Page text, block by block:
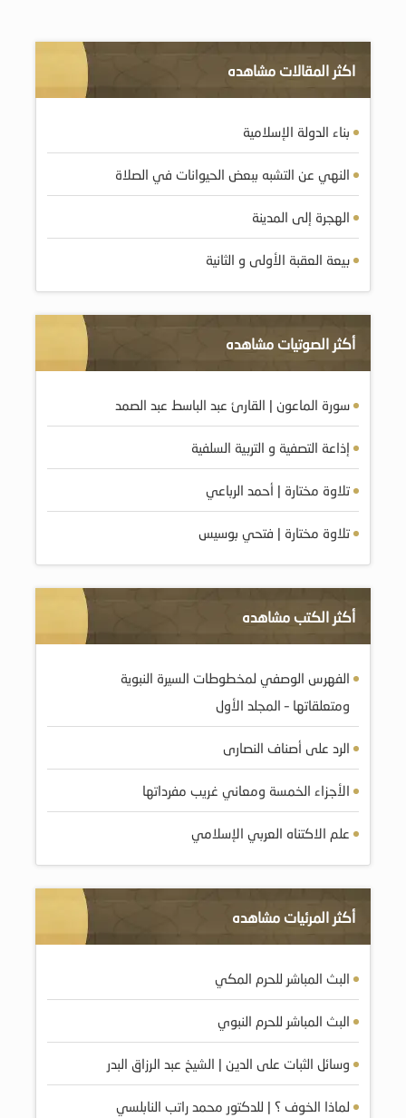
اكثر المقالات مشاهده
بناء الدولة الإسلامية
النهي عن التشبه ببعض الحيوانات في الصلاة
الهجرة إلى المدينة
بيعة العقبة الأولى و الثانية
أكثر الصوتيات مشاهده
سورة الماعون | القارئ عبد الباسط عبد الصمد
إذاعة التصفية و التربية السلفية
تلاوة مختارة | أحمد الرباعي
تلاوة مختارة | فتحي بوسيس
أكثر الكتب مشاهده
الفهرس الوصفي لمخطوطات السيرة النبوية
ومتعلقاتها – المجلد الأول
الرد على أصناف النصارى
الأجزاء الخمسة ومعاني غريب مفرداتها
علم الاكتناه العربي الإسلامي
أكثر المرئيات مشاهده
البث المباشر للحرم المكي
البث المباشر للحرم النبوي
وسائل الثبات على الدين | الشيخ عبد الرزاق البدر
لماذا الخوف ؟ | للدكتور محمد راتب النابلسي